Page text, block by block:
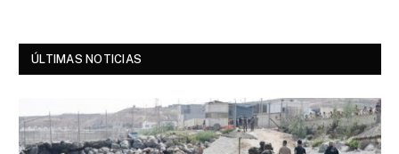
ÚLTIMAS NOTICIAS